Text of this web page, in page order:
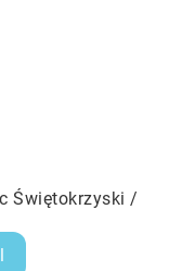
Świętokrzyski /